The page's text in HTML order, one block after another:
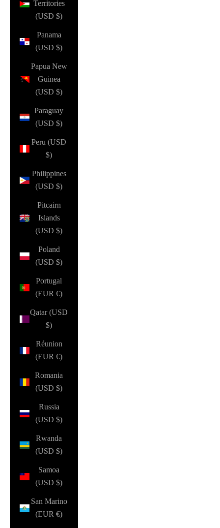
Territories
(USD $)
Panama
(USD $)
Papua New
Guinea
(USD $)
Paraguay
(USD $)
Peru (USD
$)
Philippines
(USD $)
Pitcairn
Islands
(USD $)
Poland
(USD $)
Portugal
(EUR €)
Qatar (USD
$)
Réunion
(EUR €)
Romania
(USD $)
Russia
(USD $)
Rwanda
(USD $)
Samoa
(USD $)
San Marino
(EUR €)